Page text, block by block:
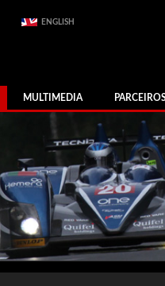
ENGLISH
MULTIMEDIA PARCEIROS